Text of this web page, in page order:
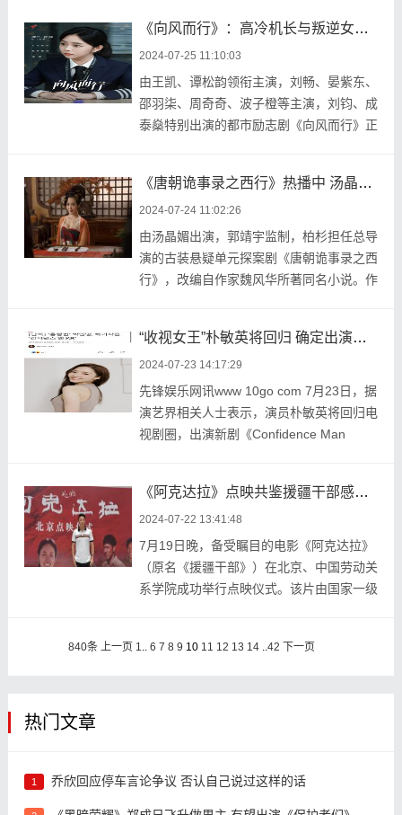
《向风而行》：高冷机长与叛逆女飞，碰撞出奇妙的火花
2024-07-25 11:10:03
由王凯、谭松韵领衔主演，刘畅、晏紫东、
邵羽柒、周奇奇、波子橙等主演，刘钧、成
泰燊特别出演的都市励志剧《向风而行》正
《唐朝诡事录之西行》热播中 汤晶媚饰马夫人媚骨天成娇艳感十足
2024-07-24 11:02:26
由汤晶媚出演，郭靖宇监制，柏杉担任总导
演的古装悬疑单元探案剧《唐朝诡事录之西
行》，改编自作家魏风华所著同名小说。作
“收视女王”朴敏英将回归 确定出演新剧《Confidence Man KR》
2024-07-23 14:17:29
先锋娱乐网讯www 10go com 7月23日，据
演艺界相关人士表示，演员朴敏英将回归电
视剧圈，出演新剧《Confidence Man
《阿克达拉》点映共鉴援疆干部感人故事 李雪健薛奇守护60年的承诺
2024-07-22 13:41:48
7月19日晚，备受瞩目的电影《阿克达拉》
（原名《援疆干部》）在北京、中国劳动关
系学院成功举行点映仪式。该片由国家一级
840条 上一页 1..6 7 8 9 10 11 12 13 14 ..42 下一页
热门文章
1 乔欣回应停车言论争议 否认自己说过这样的话